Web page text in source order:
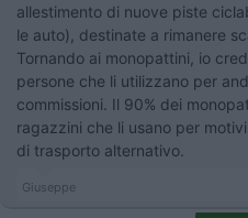
allestimento di nuove piste
le auto), destinate a rimanere
Tornando ai monopattini, io
persone che li utilizzano per
commissioni. Il 90% dei
ragazzini che li usano per
di trasporto alternativo.
Giuseppe